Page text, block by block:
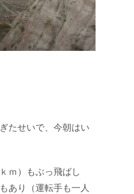
たせいで、今朝はい
ｍ）もぶっ飛ばし
あり（運転手も一人